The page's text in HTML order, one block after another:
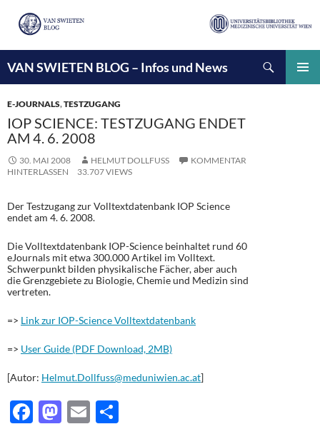
VAN SWIETEN BLOG – Infos und News
INHALT
SPRINGEN
E-JOURNALS,TESTZUGANG
IOP SCIENCE: TESTZUGANG ENDET
AM 4. 6. 2008
30. MAI 2008 HELMUT DOLLFUSS
KOMMENTAR
HINTERLASSEN
33.707 VIEWS
Der Testzugang zur Volltextdatenbank IOP Science
endet am 4. 6. 2008.
Die Volltextdatenbank IOP-Science beinhaltet rund 60
eJournals mit etwa 300.000 Artikel im Volltext.
Schwerpunkt bilden physikalische Fächer, aber auch
die Grenzgebiete zu Biologie, Chemie und Medizin sind
vertreten.
=> Link zur IOP-Science Volltextdatenbank
=> User Guide (PDF Download, 2MB)
[Autor: Helmut.Dollfuss@meduniwien.ac.at]
F
M E